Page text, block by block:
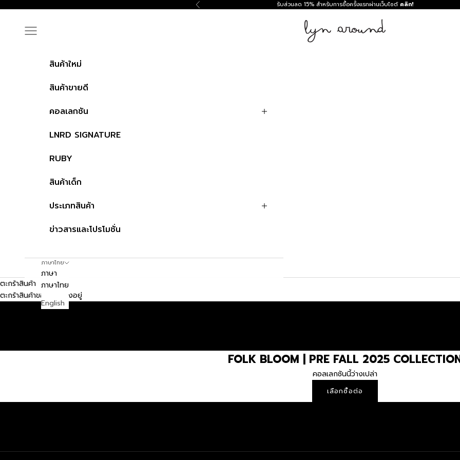
ก่อนหน้า รับส่วนลด 15% สำหรับการซื้อครั้งแรกผ่านเว็บไซต์ คลิก!
Lyn around TH
Navigation menu
สินค้าใหม่
สินค้าขายดี
คอลเลกชัน
LNRD SIGNATURE
RUBY
สินค้าเด็ก
ประเภทสินค้า
ข่าวสารและโปรโมชั่น
ภาษาไทย
ภาษา
ภาษาไทย
English
ตะกร้าสินค้า
ตะกร้าสินค้าของคุณว่างอยู่
FOLK BLOOM | PRE FALL 2025
คอลเลกชันนี้ว่างเปล่า
เลือกซื้อต่อ